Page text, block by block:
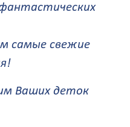
самые свежие
Ваших деток